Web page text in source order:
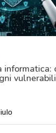
informatica: